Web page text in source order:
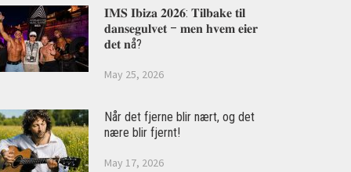
𝐈𝐌𝐒 𝐈𝐛𝐢𝐳𝐚 𝟐𝟎𝟐𝟔: 𝐓𝐢𝐥𝐛𝐚𝐤𝐞 𝐭𝐢𝐥
𝐝𝐚𝐧𝐬𝐞𝐠𝐮𝐥𝐯𝐞𝐭 – 𝐦𝐞𝐧 𝐡𝐯𝐞𝐦 𝐞𝐢𝐞𝐫
𝐝𝐞𝐭 𝐧å?
May 25, 2026
Når det fjerne blir nært, og det
nære blir fjernt!
May 17, 2026